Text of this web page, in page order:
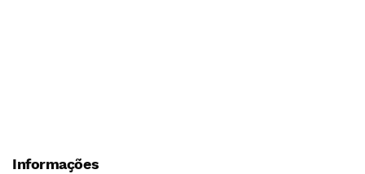
Informações